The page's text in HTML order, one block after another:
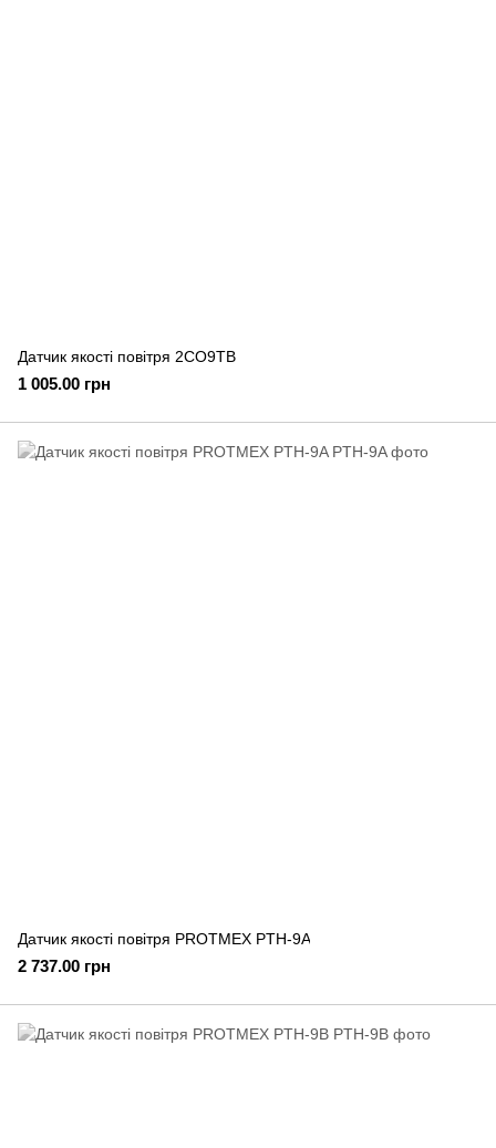
Датчик якості повітря 2CO9TB
1 005.00 грн
Датчик якості повітря PROTMEX PTH-9A
2 737.00 грн